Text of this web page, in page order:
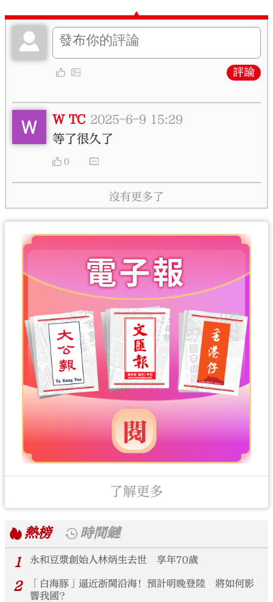
評論
W TC 2025-6-9 15:29
等了很久了
0
沒有更多了
了解更多
熱榜
時間鏈
1
永和豆漿創始人林炳生去世 享年70歲
2
「白海豚」逼近浙閩沿海！預計明晚登陸 將如何影
響我國？